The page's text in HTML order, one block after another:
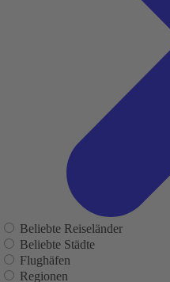
Beliebte Reiseländer
Beliebte Städte
Flughäfen
Regionen